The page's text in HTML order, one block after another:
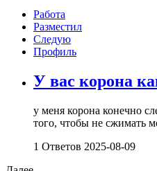
Работа
Разместил
Следую
Профиль
У вас корона
у меня корона конечно
того, чтобы не сжимать
1 Ответов 2025-08-09